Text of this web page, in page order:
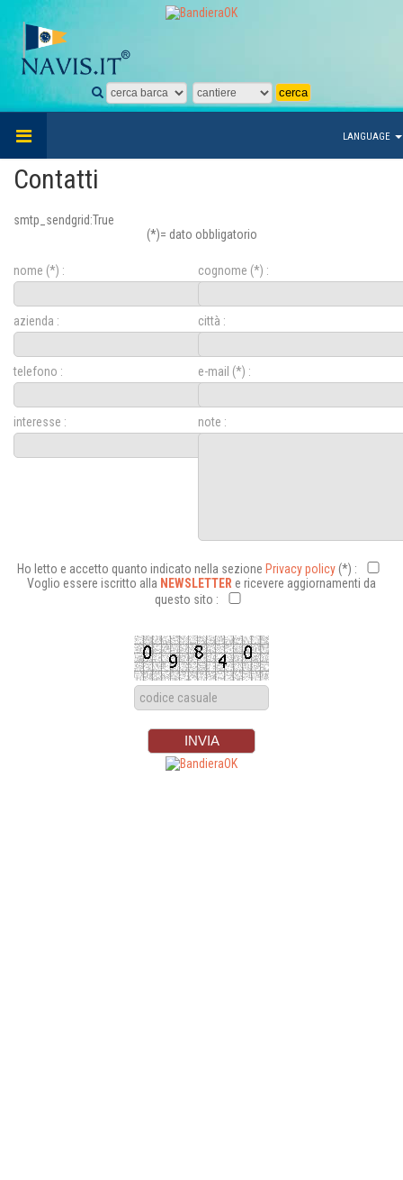
LANGUAGE
Contatti
smtp_sendgrid:True
(*)= dato obbligatorio
nome (*) : cognome (*) :
azienda : città :
telefono : e-mail (*) :
interesse : note :
Ho letto e accetto quanto indicato nella sezione Privacy policy(*) :
Voglio essere iscritto alla NEWSLETTER e ricevere aggiornamenti da
questo sito :